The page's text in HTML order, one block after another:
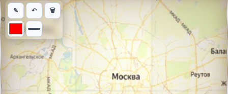
✎ ↶ 🗑